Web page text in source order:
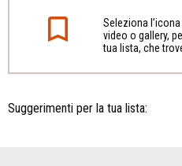
Seleziona
video o gallery,
tua lista, che
Suggerimenti per la tua lista: